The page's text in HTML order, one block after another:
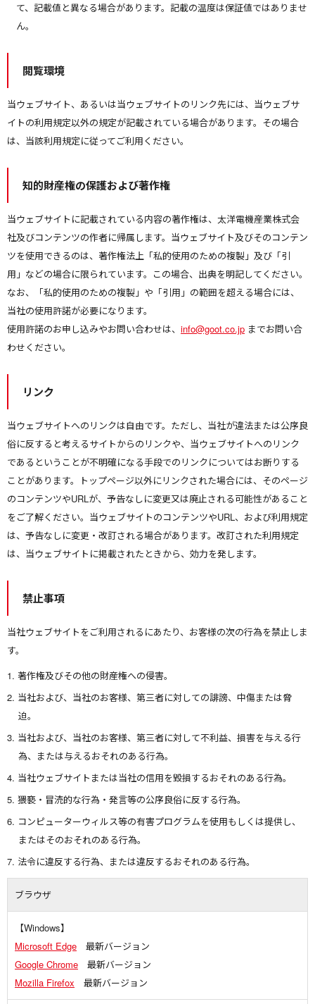
て、記載値と異なる場合があります。記載の温度は保証値ではありませ
ん。
閲覧環境
当ウェブサイト、あるいは当ウェブサイトのリンク先には、当ウェブサ
イトの利用規定以外の規定が記載されている場合があります。その場合
は、当該利用規定に従ってご利用ください。
知的財産権の保護および著作権
当ウェブサイトに記載されている内容の著作権は、太洋電機産業株式会
社及びコンテンツの作者に帰属します。当ウェブサイト及びそのコンテン
ツを使用できるのは、著作権法上「私的使用のための複製」及び「引
用」などの場合に限られています。この場合、出典を明記してください。
なお、「私的使用のための複製」や「引用」の範囲を超える場合には、
当社の使用許諾が必要になります。
使用許諾のお申し込みやお問い合わせは、 info@goot.co.jp までお問い合
わせください。
リンク
当ウェブサイトへのリンクは自由です。ただし、当社が違法または公序良
俗に反すると考えるサイトからのリンクや、当ウェブサイトへのリンク
であるということが不明確になる手段でのリンクについてはお断りする
ことがあります。トップページ以外にリンクされた場合には、そのページ
のコンテンツやURLが、予告なしに変更又は廃止される可能性があること
をご了解ください。当ウェブサイトのコンテンツやURL、および利用規定
は、予告なしに変更・改訂される場合があります。改訂された利用規定
は、当ウェブサイトに掲載されたときから、効力を発します。
禁止事項
当社ウェブサイトをご利用されるにあたり、お客様の次の行為を禁止しま
す。
著作権及びその他の財産権への侵害。
当社および、当社のお客様、第三者に対しての誹謗、中傷または脅
迫。
当社および、当社のお客様、第三者に対して不利益、損害を与える行
為、または与えるおそれのある行為。
当社ウェブサイトまたは当社の信用を毀損するおそれのある行為。
猥褻・冒涜的な行為・発言等の公序良俗に反する行為。
コンピューターウィルス等の有害プログラムを使用もしくは提供し、
またはそのおそれのある行為。
法令に違反する行為、または違反するおそれのある行為。
ブラウザ
【Windows】
Microsoft Edge 最新バージョン
Google Chrome 最新バージョン
Mozilla Firefox 最新バージョン